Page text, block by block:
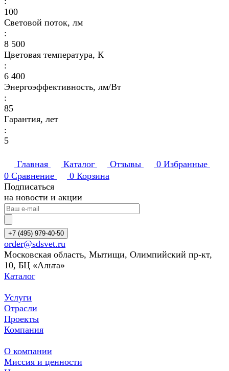
100
Световой поток, лм
:
8 500
Цветовая температура, К
:
6 400
Энергоэффективность, лм/Вт
:
85
Гарантия, лет
:
5
Главная Каталог Отзывы 0 Избранные
0 Сравнение 0 Корзина
Подписаться
на новости и акции
+7 (495) 979-40-50
order@sdsvet.ru
Московская область, Мытищи, Олимпийский пр-кт,
10, БЦ «Альта»
Каталог
Услуги
Отрасли
Проекты
Компания
О компании
Миссия и ценности